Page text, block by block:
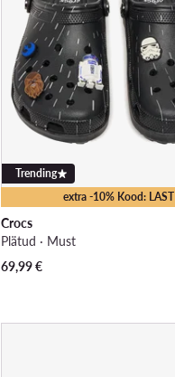
extra -10% Kood: LAST
Trending
Crocs
Plätud · Must
69,99€